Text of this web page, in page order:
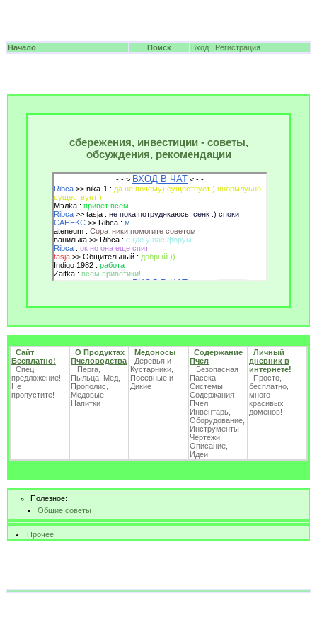
Начало Поиск Вход | Регистрация
сбережения, инвестиции - советы,
обсуждения, рекомендации
Сайт
Бесплатно!
Спец
предложение!
Не
пропустите!
О Продуктах
Пчеловодства
Перга,
Пыльца, Мед,
Прополис,
Медовые
Напитки
Медоносы
Деревья и
Кустарники,
Посевные и
Дикие
Содержание
Пчел
Безопасная
Пасека,
Системы
Содержания
Пчел,
Инвентарь,
Оборудование,
Инструменты -
Чертежи,
Описание,
Идеи
Личный
дневник в
интернете!
Просто,
бесплатно,
много
красивых
доменов!
Полезное:
Общие советы
Прочее